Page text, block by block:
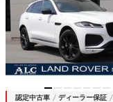
認定中古車 ディーラー保証